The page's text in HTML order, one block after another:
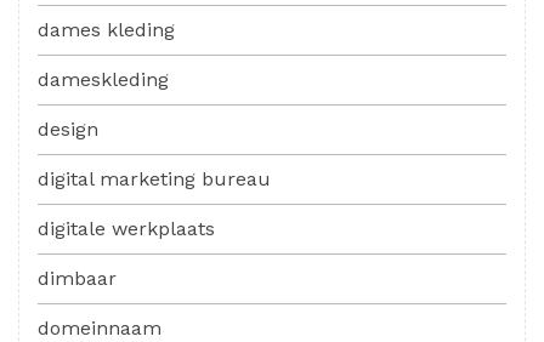
dames kleding
dameskleding
design
digital marketing bureau
digitale werkplaats
dimbaar
domeinnaam